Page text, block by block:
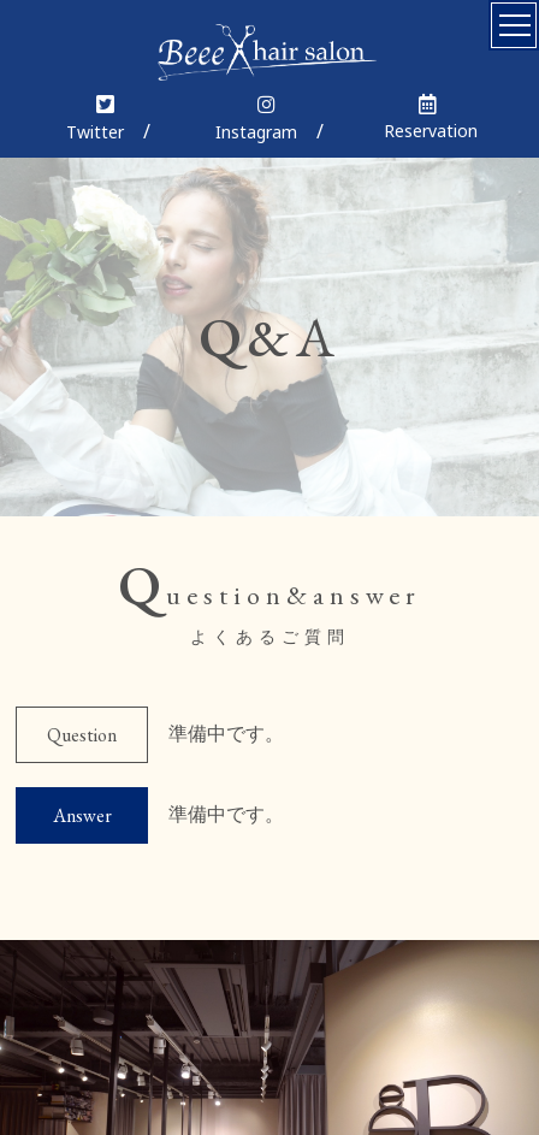
Twitter Instagram Reservation
Q&A
Concept
Menu
Coupon
Staff
News
Blog
Gallery
Product
Group
Q uestion&answer
よくあるご質問
Question 準備中です。
Answer 準備中です。